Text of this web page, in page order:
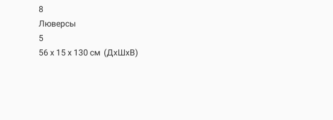
8
Люверсы
5
56 х 15 х 130 см (ДхШхВ)